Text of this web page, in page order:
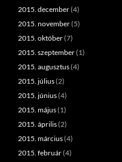
2015. december(4)
2015. november(5)
2015. október(7)
2015. szeptember(1)
2015. augusztus(4)
2015. július(2)
2015. június(4)
2015. május(1)
2015. április(2)
2015. március(4)
2015. február(4)